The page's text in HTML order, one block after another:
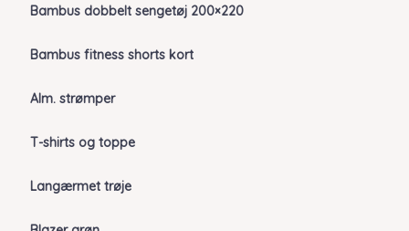
Bambus dobbelt sengetøj 200×220
Bambus fitness shorts kort
Alm. strømper
T-shirts og toppe
Langærmet trøje